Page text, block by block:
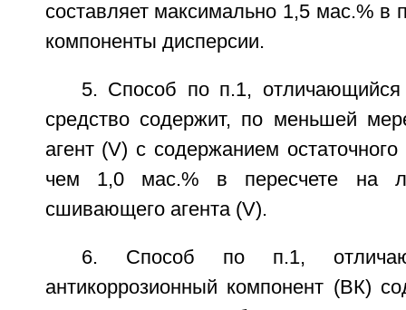
составляет максимально 1,5 мас.% в
компоненты дисперсии.
5. Способ по п.1, отличающийся
средство содержит, по меньшей
агент (V) с содержанием
чем 1,0 мас.% в пересчете на
сшивающего агента (V).
6. Способ по п.1,
антикоррозионный компонент (ВК)